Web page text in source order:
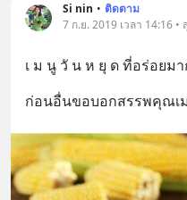
Si nin • ติดตาม
7 ก.ย. 2019 เวลา 14:16 •
เ ม นู วั น ห ยุ ด ที่อร่อยม
ก่อนอื่นขอบอกสรรพคุณเ